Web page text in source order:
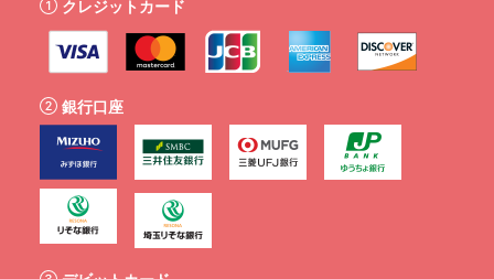
クレジットカード
銀行口座